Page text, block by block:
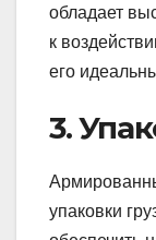
обладает
к
его
3.
упаковки